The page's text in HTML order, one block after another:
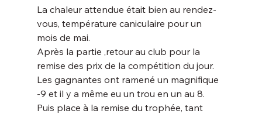
La chaleur attendue était bien au rendez-
vous, température caniculaire pour un
mois de mai.
Après la partie ,retour au club pour la
remise des prix de la compétition du jour.
Les gagnantes ont ramené un magnifique
-9 et il y a même eu un trou en un au 8.
Puis place à la remise du trophée, tant